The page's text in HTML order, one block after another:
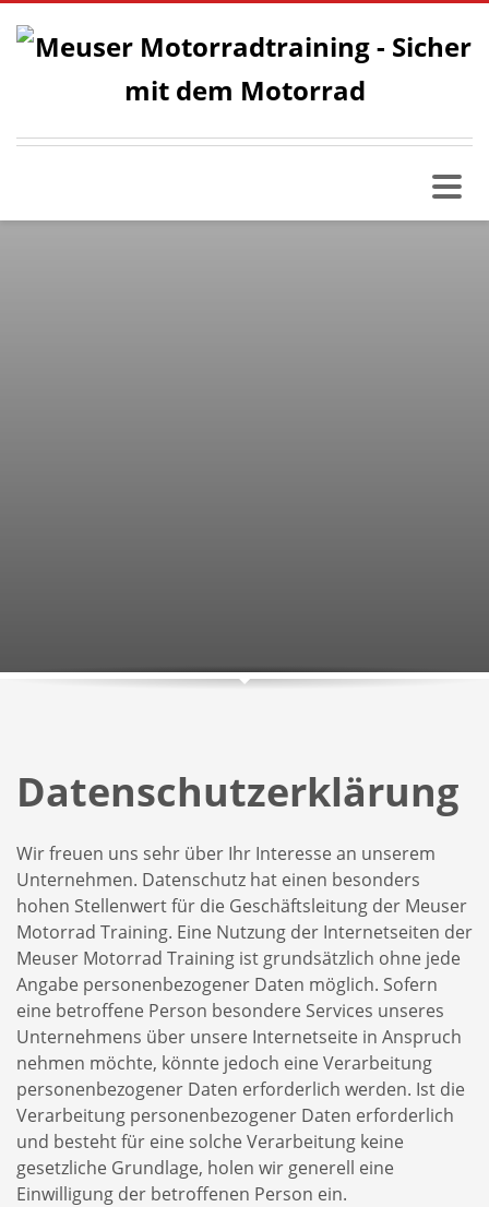
Datenschutzerklärung
Wir freuen uns sehr über Ihr Interesse an unserem
Unternehmen. Datenschutz hat einen besonders
hohen Stellenwert für die Geschäftsleitung der Meuser
Motorrad Training. Eine Nutzung der Internetseiten der
Meuser Motorrad Training ist grundsätzlich ohne jede
Angabe personenbezogener Daten möglich. Sofern
eine betroffene Person besondere Services unseres
Unternehmens über unsere Internetseite in Anspruch
nehmen möchte, könnte jedoch eine Verarbeitung
personenbezogener Daten erforderlich werden. Ist die
Verarbeitung personenbezogener Daten erforderlich
und besteht für eine solche Verarbeitung keine
gesetzliche Grundlage, holen wir generell eine
Einwilligung der betroffenen Person ein.